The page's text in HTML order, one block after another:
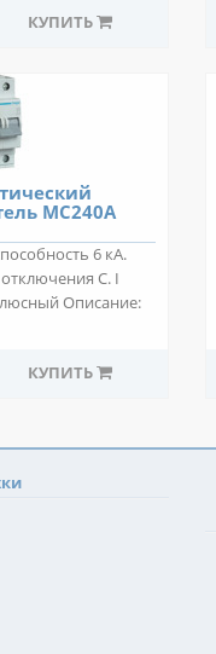
КУПИТЬ
MС240A
6 кА.
С. I
Описание:
КУПИТЬ